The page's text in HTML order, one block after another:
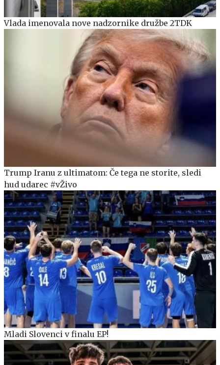
Vlada imenovala nove nadzornike družbe 2TDK
Trump Iranu z ultimatom: Če tega ne storite, sledi
hud udarec #vŽivo
Mladi Slovenci v finalu EP!